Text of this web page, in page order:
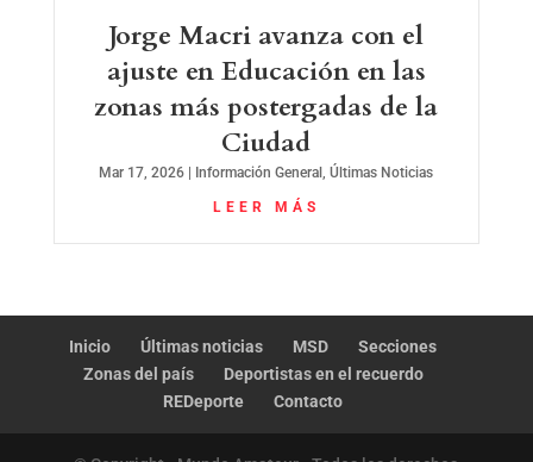
Jorge Macri avanza con el
ajuste en Educación en las
zonas más postergadas de la
Ciudad
Mar 17, 2026 | Información General ,Últimas Noticias
LEER MÁS
Inicio Últimas noticias MSD
Secciones
Zonas del país
Deportistas en el recuerdo
REDeporte
Contacto